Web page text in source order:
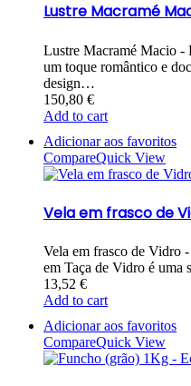
Lustre Macramé
Lustre Macramé Macio -
um toque romântico e
design…
150,80 €
Add to cart
Adicionar aos favoritos
CompareQuick View
Vela em frasco de
Vela em frasco de Vidro
em Taça de Vidro é uma
13,52 €
Add to cart
Adicionar aos favoritos
CompareQuick View